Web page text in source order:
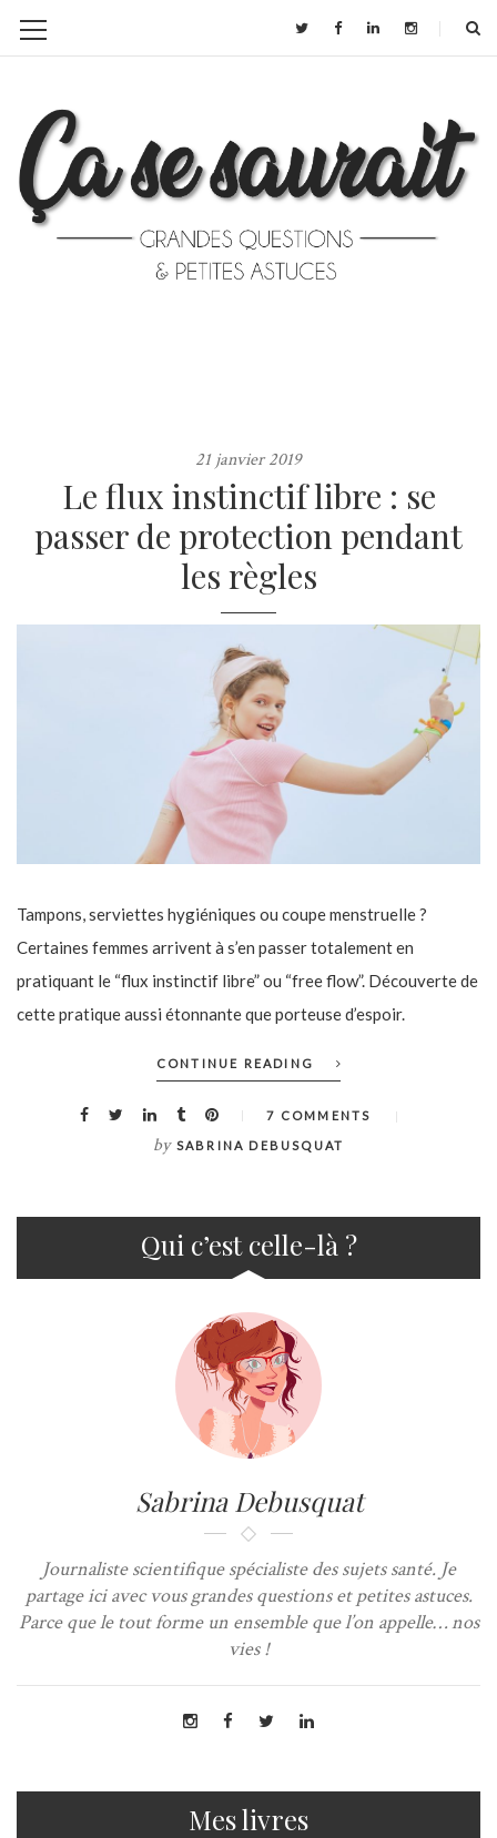
21 janvier 2019
Le flux instinctif libre : se
passer de protection pendant
les règles
Tampons, serviettes hygiéniques ou coupe menstruelle ?
Certaines femmes arrivent à s’en passer totalement en
pratiquant le “flux instinctif libre” ou “free flow”. Découverte de
cette pratique aussi étonnante que porteuse d’espoir.
CONTINUE READING
7 COMMENTS
by SABRINA DEBUSQUAT
Qui c’est celle-là ?
Sabrina Debusquat
Journaliste scientifique spécialiste des sujets santé. Je
partage ici avec vous grandes questions et petites astuces.
Parce que le tout forme un ensemble que l’on appelle… nos
vies !
Mes livres